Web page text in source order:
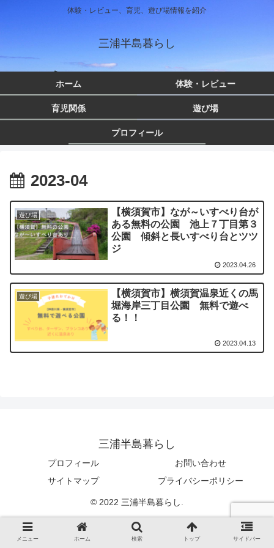
体験・レビュー、育児、遊び場情報を紹介
三浦半島暮らし
ホーム 体験・レビュー
育児関係 遊び場
プロフィール
2023-04
遊び場
【横須賀市】なが～いすべり台が
ある無料の公園 池上７丁目第３
公園 傾斜と長いすべり台とツツ
ジ
2023.04.26
遊び場
【横須賀市】横須賀温泉近くの馬
堀海岸三丁目公園 無料で遊べ
る！！
2023.04.13
三浦半島暮らし
プロフィール
お問い合わせ
サイトマップ
プライバシーポリシー
© 2022 三浦半島暮らし.
メニュー ホーム 検索 トップ サイドバー